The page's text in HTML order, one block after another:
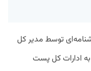
توسط مدیر کل
ادارات کل پست